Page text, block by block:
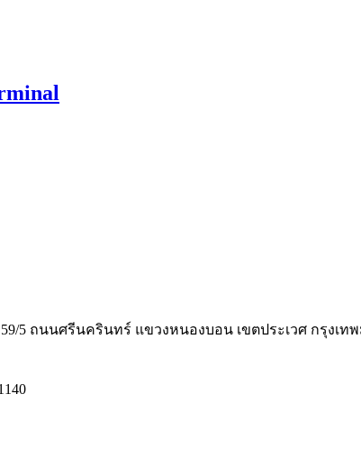
5 ถนนศรีนครินทร์ แขวงหนองบอน เขตประเวศ กรุงเท